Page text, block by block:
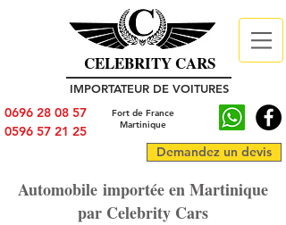
CELEBRITY CARS
IMPORTATEUR DE VOITURES
0596 57 21 25
Fort de France
Martinique
0696 28 08 57
Demandez un devis
Automobile importée en Martinique
par Celebrity Cars